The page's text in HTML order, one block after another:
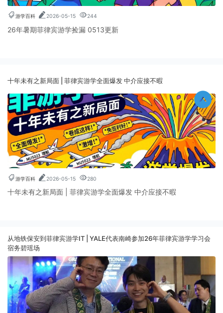
游学百科 2026-05-15 244
26年暑期菲律宾游学捡漏 0513更新
十年未有之新局面 | 菲律宾游学全面爆发 中介应接不暇
游学百科 2026-05-15 280
十年未有之新局面 | 菲律宾游学全面爆发 中介应接不暇
从地铁保安到菲律宾游学IT | YALE代表南崎参加26年菲律宾游学学习会
宿务碧瑶场